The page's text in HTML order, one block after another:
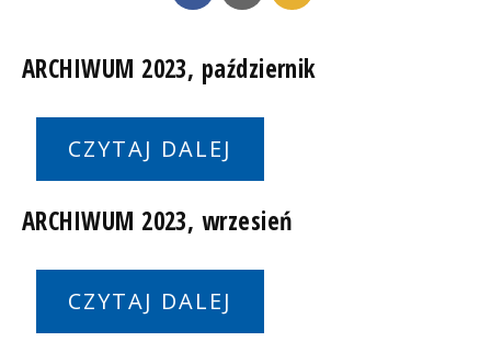
ARCHIWUM 2023, październik
CZYTAJ DALEJ
ARCHIWUM 2023, wrzesień
CZYTAJ DALEJ